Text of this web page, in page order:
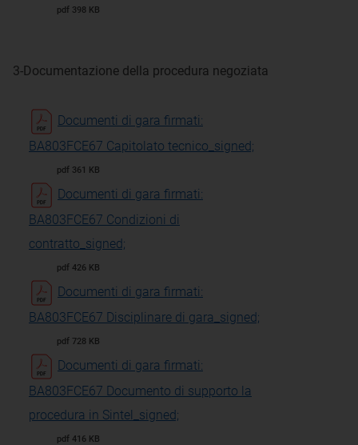
pdf 398 KB
3-Documentazione della procedura negoziata
Documenti di gara firmati:
BA803FCE67 Capitolato tecnico_signed;
pdf 361 KB
Documenti di gara firmati:
BA803FCE67 Condizioni di
contratto_signed;
pdf 426 KB
Documenti di gara firmati:
BA803FCE67 Disciplinare di gara_signed;
pdf 728 KB
Documenti di gara firmati:
BA803FCE67 Documento di supporto la
procedura in Sintel_signed;
pdf 416 KB